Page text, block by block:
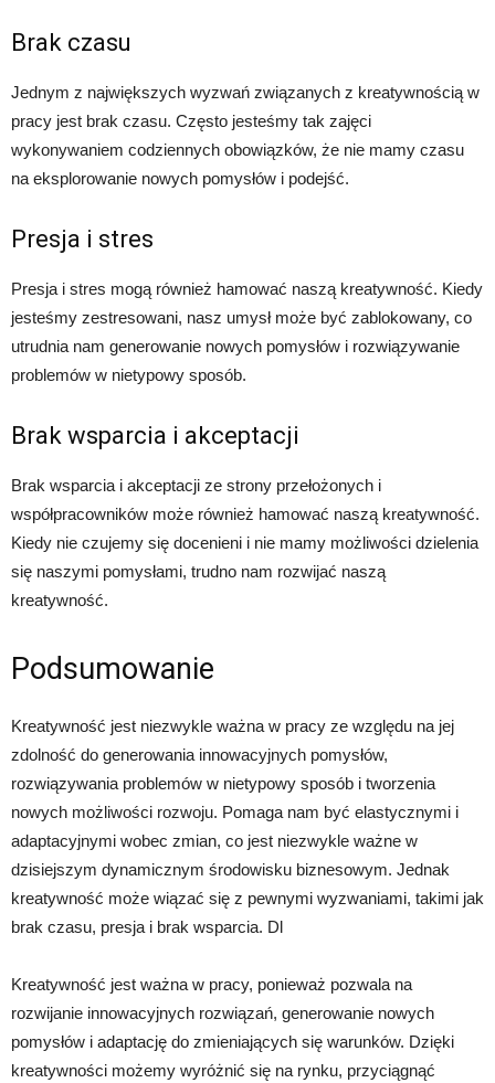
Brak czasu
Jednym z największych wyzwań związanych z kreatywnością w
pracy jest brak czasu. Często jesteśmy tak zajęci
wykonywaniem codziennych obowiązków, że nie mamy czasu
na eksplorowanie nowych pomysłów i podejść.
Presja i stres
Presja i stres mogą również hamować naszą kreatywność. Kiedy
jesteśmy zestresowani, nasz umysł może być zablokowany, co
utrudnia nam generowanie nowych pomysłów i rozwiązywanie
problemów w nietypowy sposób.
Brak wsparcia i akceptacji
Brak wsparcia i akceptacji ze strony przełożonych i
współpracowników może również hamować naszą kreatywność.
Kiedy nie czujemy się docenieni i nie mamy możliwości dzielenia
się naszymi pomysłami, trudno nam rozwijać naszą
kreatywność.
Podsumowanie
Kreatywność jest niezwykle ważna w pracy ze względu na jej
zdolność do generowania innowacyjnych pomysłów,
rozwiązywania problemów w nietypowy sposób i tworzenia
nowych możliwości rozwoju. Pomaga nam być elastycznymi i
adaptacyjnymi wobec zmian, co jest niezwykle ważne w
dzisiejszym dynamicznym środowisku biznesowym. Jednak
kreatywność może wiązać się z pewnymi wyzwaniami, takimi jak
brak czasu, presja i brak wsparcia. Dl
Kreatywność jest ważna w pracy, ponieważ pozwala na
rozwijanie innowacyjnych rozwiązań, generowanie nowych
pomysłów i adaptację do zmieniających się warunków. Dzięki
kreatywności możemy wyróżnić się na rynku, przyciągnąć